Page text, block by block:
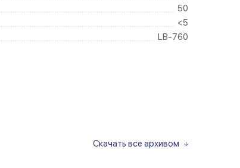
50
<5
LB-760
Скачать все архивом